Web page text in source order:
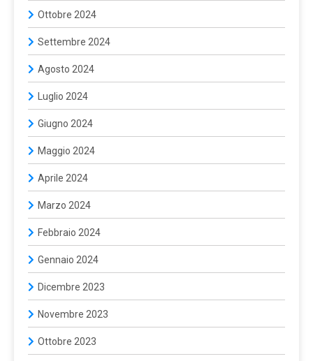
Ottobre 2024
Settembre 2024
Agosto 2024
Luglio 2024
Giugno 2024
Maggio 2024
Aprile 2024
Marzo 2024
Febbraio 2024
Gennaio 2024
Dicembre 2023
Novembre 2023
Ottobre 2023